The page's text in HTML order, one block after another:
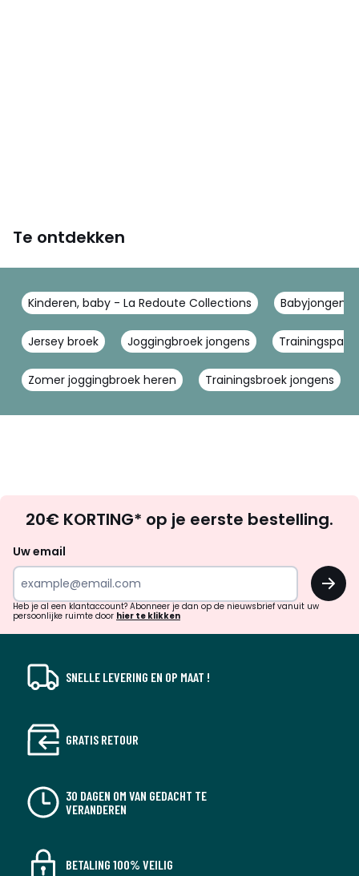
Te ontdekken
Kinderen, baby - La Redoute Collections Babyjongens
Jersey broek Joggingbroek jongens Trainingspak
Zomer joggingbroek heren Trainingsbroek jongens
zoek
inspiratie
verrassingen?
20€ KORTING* op je eerste bestelling.
Uw email
OK
Heb je al een klantaccount? Abonneer je dan op de nieuwsbrief vanuit uw
persoonlijke ruimte door hier te klikken
SNELLE LEVERING EN OP MAAT !
GRATIS RETOUR
30 DAGEN OM VAN GEDACHT TE
VERANDEREN
BETALING 100% VEILIG